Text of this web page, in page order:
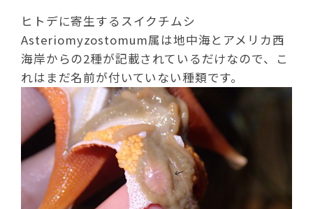
ヒトデに寄生するスイクチムシ
Asteriomyzostomum属は地中海とアメリカ西
海岸からの2種が記載されているだけなので、こ
れはまだ名前が付いていない種類です。